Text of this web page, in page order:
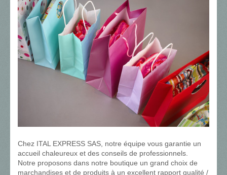
Chez ITAL EXPRESS SAS, notre équipe vous garantie un
accueil chaleureux et des conseils de professionnels.
Notre proposons dans notre boutique un grand choix de
marchandises et de produits à un excellent rapport qualité /